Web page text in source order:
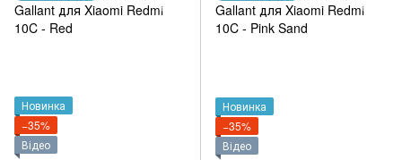
Новинка
−35%
Відео
Новинка
−35%
Відео